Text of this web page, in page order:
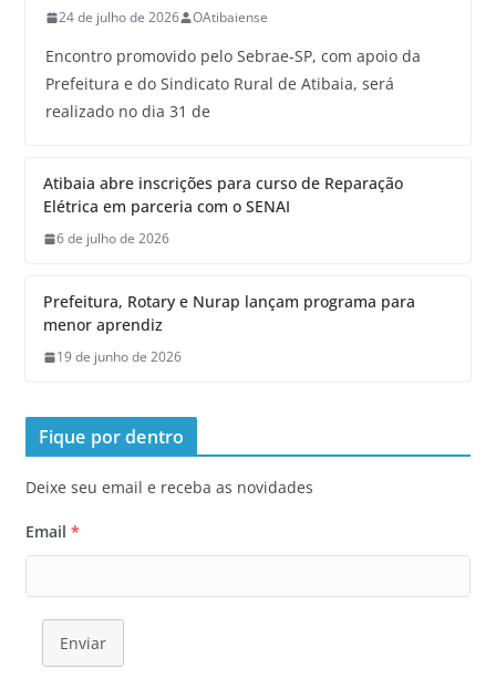
24 de julho de 2026 OAtibaiense
Encontro promovido pelo Sebrae-SP, com apoio da
Prefeitura e do Sindicato Rural de Atibaia, será
realizado no dia 31 de
Atibaia abre inscrições para curso de Reparação
Elétrica em parceria com o SENAI
6 de julho de 2026
Prefeitura, Rotary e Nurap lançam programa para
menor aprendiz
19 de junho de 2026
Fique por dentro
Deixe seu email e receba as novidades
Email *
Enviar